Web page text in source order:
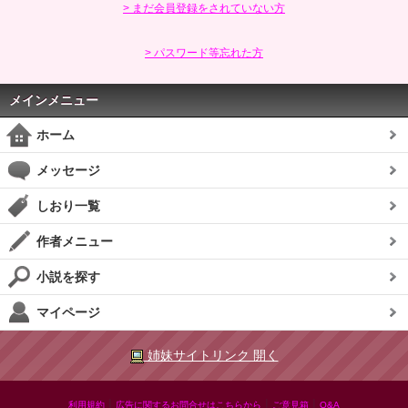
> まだ会員登録をされていない方
> パスワード等忘れた方
メインメニュー
ホーム
メッセージ
しおり一覧
作者メニュー
小説を探す
マイページ
姉妹サイトリンク 開く
利用規約 広告に関するお問合せはこちらから ご意見箱 Q&A